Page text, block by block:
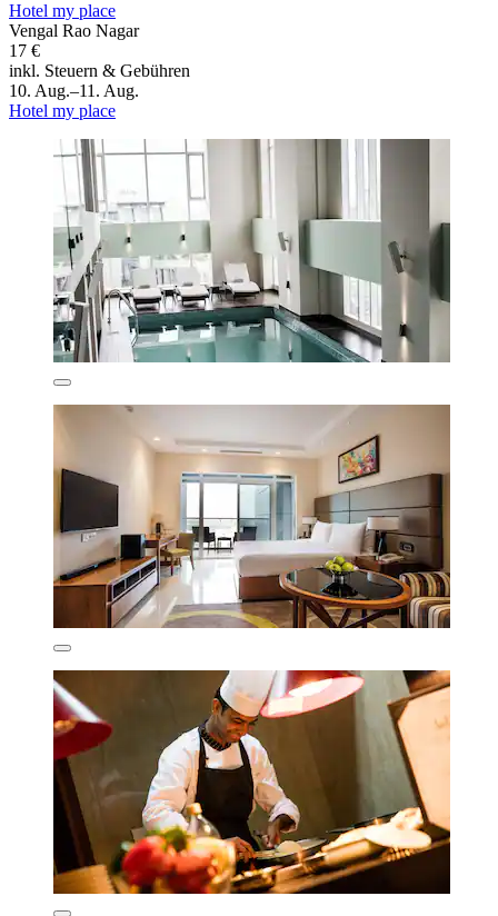
Hotel my place
Vengal Rao Nagar
17 €
inkl. Steuern & Gebühren
10. Aug.–11. Aug.
Hotel my place